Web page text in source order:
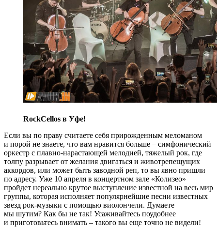
RockCellos в Уфе!
Если вы по праву считаете себя прирожденным меломаном
и порой не знаете, что вам нравится больше – симфонический
оркестр с плавно-нарастающей мелодией, тяжелый рок, где
толпу разрывает от желания двигаться и животрепещущих
аккордов, или может быть заводной реп, то вы явно пришли
по адресу. Уже 10 апреля в концертном зале «Колизео»
пройдет нереально крутое выступление известной на весь мир
группы, которая исполняет популярнейшие песни известных
звезд рок-музыки с помощью виолончели. Думаете
мы шутим? Как бы не так! Усаживайтесь поудобнее
и приготовьтесь внимать – такого вы еще точно не видели!